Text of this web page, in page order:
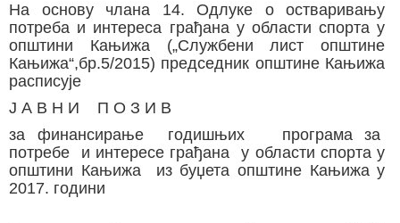
На основу члана 14. Одлуке о остваривању
потреба и интереса грађана у области спорта у
општини Кањижа („Службени лист општине
Кањижа“,бр.5/2015) председник општине Кањижа
расписује
Ј А В Н И П О З И В
за финансирање годишњих програма за
потребе и интересе грађана у области спорта у
општини Кањижа из буџета општине Кањижа у
2017. години